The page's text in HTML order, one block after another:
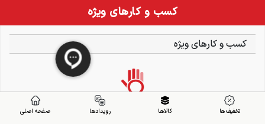
کسب و کارهای ویژه
کسب و کارهای ویژه
تخفیف ها کالاها رویدادها صفحه اصلی